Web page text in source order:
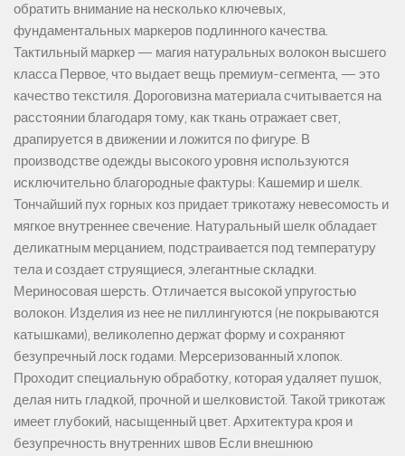
обратить внимание на несколько ключевых,
фундаментальных маркеров подлинного качества.
Тактильный маркер — магия натуральных волокон высшего
класса Первое, что выдает вещь премиум-сегмента, — это
качество текстиля. Дороговизна материала считывается на
расстоянии благодаря тому, как ткань отражает свет,
драпируется в движении и ложится по фигуре. В
производстве одежды высокого уровня используются
исключительно благородные фактуры: Кашемир и шелк.
Тончайший пух горных коз придает трикотажу невесомость и
мягкое внутреннее свечение. Натуральный шелк обладает
деликатным мерцанием, подстраивается под температуру
тела и создает струящиеся, элегантные складки.
Мериносовая шерсть. Отличается высокой упругостью
волокон. Изделия из нее не пиллингуются (не покрываются
катышками), великолепно держат форму и сохраняют
безупречный лоск годами. Мерсеризованный хлопок.
Проходит специальную обработку, которая удаляет пушок,
делая нить гладкой, прочной и шелковистой. Такой трикотаж
имеет глубокий, насыщенный цвет. Архитектура кроя и
безупречность внутренних швов Если внешнюю